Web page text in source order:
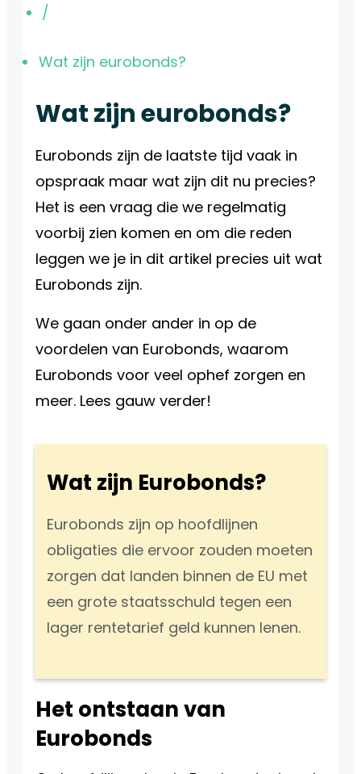
/
Wat zijn eurobonds?
Wat zijn eurobonds?
Eurobonds zijn de laatste tijd vaak in
opspraak maar wat zijn dit nu precies?
Het is een vraag die we regelmatig
voorbij zien komen en om die reden
leggen we je in dit artikel precies uit wat
Eurobonds zijn.
We gaan onder ander in op de
voordelen van Eurobonds, waarom
Eurobonds voor veel ophef zorgen en
meer. Lees gauw verder!
Wat zijn Eurobonds?
Eurobonds zijn op hoofdlijnen
obligaties die ervoor zouden moeten
zorgen dat landen binnen de EU met
een grote staatsschuld tegen een
lager rentetarief geld kunnen lenen.
Het ontstaan van
Eurobonds